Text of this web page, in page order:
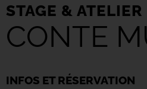
STAGE & ATELIER
CONTE
INFOS ET RÉSERVATION